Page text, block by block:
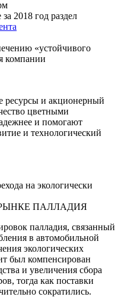
2018 год раздел
«устойчивого
компании
ресурсы и акционерный
цветными
и помогают
и технологический
на экологически
ПАЛЛАДИЯ
палладия, связанный
в автомобильной
экологических
был компенсирован
и увеличения сбора
тогда как поставки
сократились.